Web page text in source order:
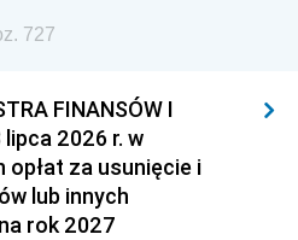
727
FINANSÓW I
lipca 2026 r. w
za usunięcie i
lub innych
rok 2027